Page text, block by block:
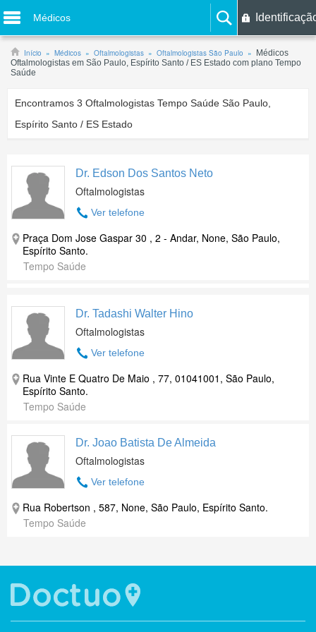
Médicos
Início Médicos Oftalmologistas Oftalmologistas São Paulo
Médicos
Oftalmologistas em São Paulo, Espírito Santo / ES Estado com plano Tempo
Saúde
Encontramos 3 Oftalmologistas Tempo Saúde São Paulo,
Espírito Santo / ES Estado
Dr. Edson Dos Santos Neto
Oftalmologistas
Ver telefone
Praça Dom Jose Gaspar 30 , 2 - Andar, None, São Paulo,
Espírito Santo.
Tempo Saúde
Dr. Tadashi Walter Hino
Oftalmologistas
Ver telefone
Rua Vinte E Quatro De Maio , 77, 01041001, São Paulo,
Espírito Santo.
Tempo Saúde
Dr. Joao Batista De Almeida
Oftalmologistas
Ver telefone
Rua Robertson , 587, None, São Paulo, Espírito Santo.
Tempo Saúde